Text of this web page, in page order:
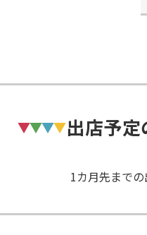
出店予
1カ月先まで